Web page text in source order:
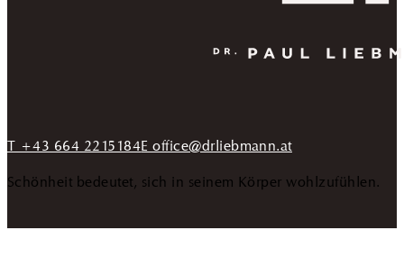
T +43 664 2215184E office@drliebmann.at
Schönheit bedeutet, sich in seinem Körper wohlzufühlen.